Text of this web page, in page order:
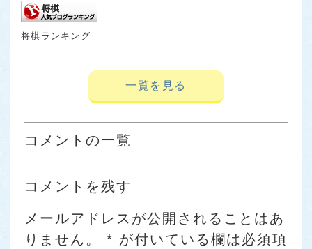
将棋ランキング
一覧を見る
コメントの一覧
コメントを残す
メールアドレスが公開されることはあ
りません。
* が付いている欄は必須項